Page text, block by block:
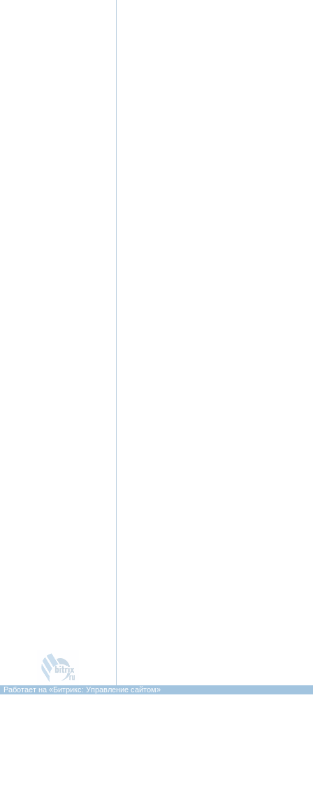
Работает на «Битрикс: Управление сайтом»